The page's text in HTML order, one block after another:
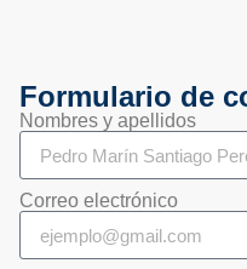
Formulario de
Nombres y apellidos
Correo electrónico